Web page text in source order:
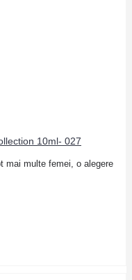
10ml- 027
mai multe femei, o alegere